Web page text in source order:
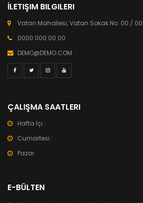
İLETIŞIM BILGILERI
Vatan Mahallesi, Vatan Sokak No: 00 / 00
0000 000 00 00
DEMO@DEMO.COM
ÇALIŞMA SAATLERI
Hafta İçi :
Cumartesi :
Pazar
E-BÜLTEN